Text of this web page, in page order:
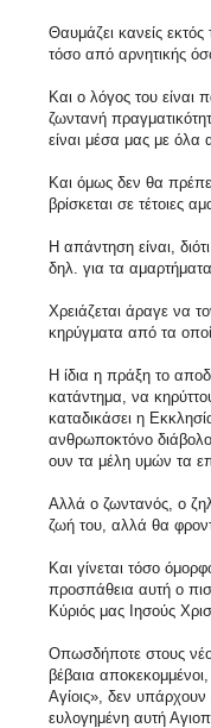
Θαυμάζει κανείς
τόσο από αρνητικής
Και ο λόγος του είναι
ζωντανή
είναι μέσα μας με όλα
Και όμως δεν θα
βρίσκεται σε τέτοιες
Η απάντηση είναι,
δηλ. για τα
Χρειάζεται άραγε να
κηρύγματα από τα
Η ίδια η πράξη το
κατάντημα, να
καταδικάσει η
ανθρωποκτόνο
ουν τα μέλη υμών τα
Αλλά ο ζωντανός, ο
ζωή του, αλλά θα
Και γίνεται τόσο
προσπάθεια αυτή ο
Κύριός μας Ιησούς
Οπωσδήποτε στους
βέβαια
Αγίοις», δεν
ευλογημένη αυτή